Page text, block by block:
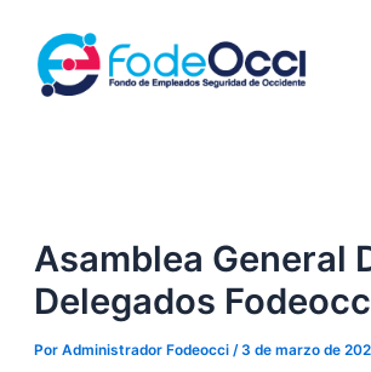
Asamblea General
Delegados
Por Administrador Fodeocci /3 de marzo de